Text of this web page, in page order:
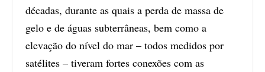
décadas, durante as quais a perda de massa de
gelo e de águas subterrâneas, bem como a
elevação do nível do mar – todos medidos por
satélites – tiveram fortes conexões com as